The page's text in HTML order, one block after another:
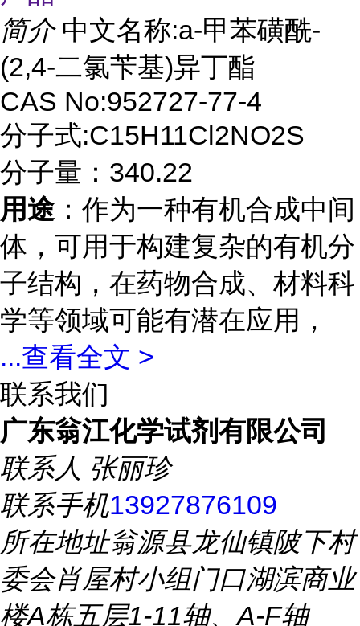
简介 中文名称:a-甲苯磺酰-
(2,4-二氯苄基)异丁酯
CAS No:952727-77-4
分子式:C15H11Cl2NO2S
分子量：340.22
用途 ：作为一种有机合成中间
体，可用于构建复杂的有机分
子结构，在药物合成、材料科
学等领域可能有潜在应用，
...查看全文 >
联系我们
广东翁江化学试剂有限公司
联系人 张丽珍
联系手机13927876109
所在地址翁源县龙仙镇陂下村
委会肖屋村小组门口湖滨商业
楼A栋五层1-11轴、A-F轴